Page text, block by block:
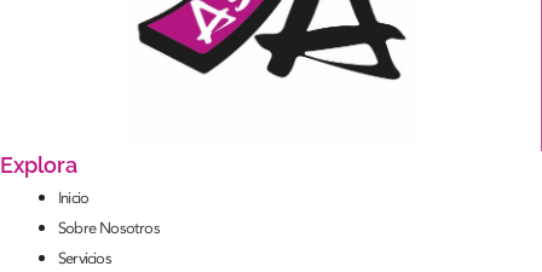
Explora
Inicio
Sobre Nosotros
Servicios